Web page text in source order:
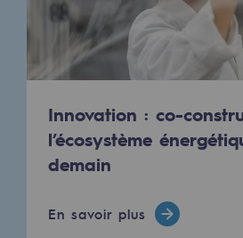
Newsroom
Communiqués de presse
Documentation
Evénements
Innovation : co-
l’écosystème
demain
En savoir plus